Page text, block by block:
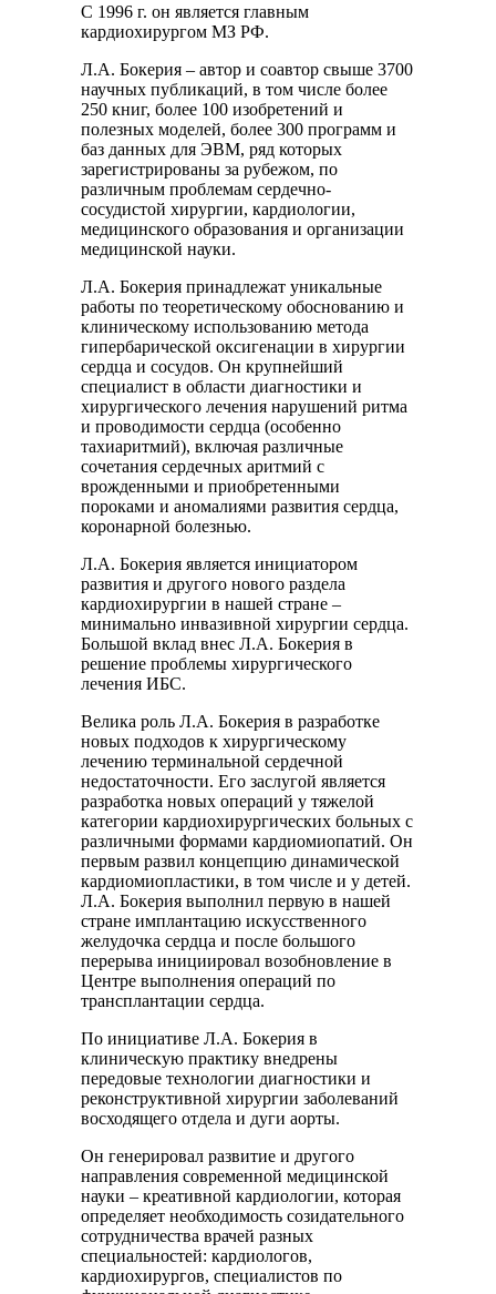
С 1996 г. он является главным
кардиохирургом МЗ РФ.
Л.А. Бокерия – автор и соавтор свыше 3700
научных публикаций, в том числе более
250 книг, более 100 изобретений и
полезных моделей, более 300 программ и
баз данных для ЭВМ, ряд которых
зарегистрированы за рубежом, по
различным проблемам сердечно-
сосудистой хирургии, кардиологии,
медицинского образования и организации
медицинской науки.
Л.А. Бокерия принадлежат уникальные
работы по теоретическому обоснованию и
клиническому использованию метода
гипербарической оксигенации в хирургии
сердца и сосудов. Он крупнейший
специалист в области диагностики и
хирургического лечения нарушений ритма
и проводимости сердца (особенно
тахиаритмий), включая различные
сочетания сердечных аритмий с
врожденными и приобретенными
пороками и аномалиями развития сердца,
коронарной болезнью.
Л.А. Бокерия является инициатором
развития и другого нового раздела
кардиохирургии в нашей стране –
минимально инвазивной хирургии сердца.
Большой вклад внес Л.А. Бокерия в
решение проблемы хирургического
лечения ИБС.
Велика роль Л.А. Бокерия в разработке
новых подходов к хирургическому
лечению терминальной сердечной
недостаточности. Его заслугой является
разработка новых операций у тяжелой
категории кардиохирургических больных с
различными формами кардиомиопатий. Он
первым развил концепцию динамической
кардиомиопластики, в том числе и у детей.
Л.А. Бокерия выполнил первую в нашей
стране имплантацию искусственного
желудочка сердца и после большого
перерыва инициировал возобновление в
Центре выполнения операций по
трансплантации сердца.
По инициативе Л.А. Бокерия в
клиническую практику внедрены
передовые технологии диагностики и
реконструктивной хирургии заболеваний
восходящего отдела и дуги аорты.
Он генерировал развитие и другого
направления современной медицинской
науки – креативной кардиологии, которая
определяет необходимость созидательного
сотрудничества врачей разных
специальностей: кардиологов,
кардиохирургов, специалистов по